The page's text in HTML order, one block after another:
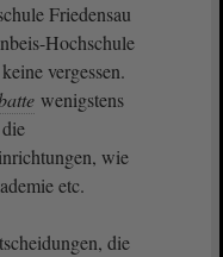
Friedensau
Hochschule
vergessen.
wenigstens
wie
etc.
die